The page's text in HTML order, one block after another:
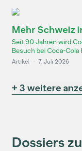
Mehr Schweiz
Seit 90 Jahren wird
Besuch bei Coca-Cola
Artikel · 7. Juli 2026
+ 3 weitere
Dossiers